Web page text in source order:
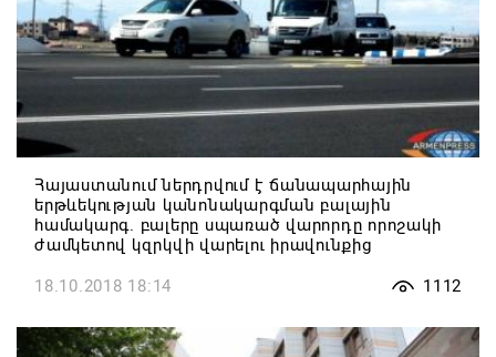
Հայաստանում ներդրվում է ճանապարհային
երթևեկության կանոնակարգման բալային
համակարգ. բալերը սպառած վարորդը որոշակի
ժամկետով կզրկվի վարելու իրավունքից
18.10.2018 18:14 1112